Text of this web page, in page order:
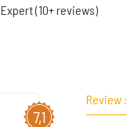
Expert (10+ reviews)
7,1
Review :